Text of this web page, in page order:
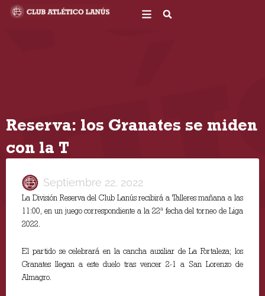
Reserva: los Granates se miden
con la T
Septiembre 22, 2022
La División Reserva del Club Lanús recibirá a Talleres mañana a las
11:00, en un juego correspondiente a la 22ª fecha del torneo de Liga
2022.
El partido se celebrará en la cancha auxiliar de La Fortaleza; los
Granates llegan a este duelo tras vencer 2-1 a San Lorenzo de
Almagro.